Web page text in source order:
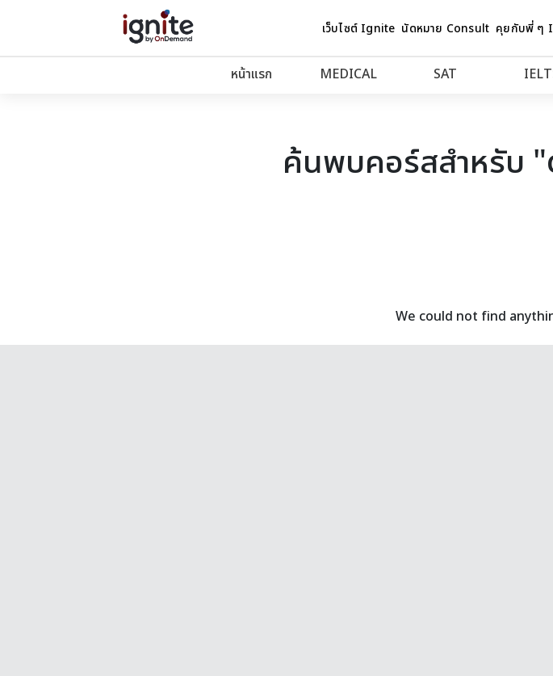
เว็บไซต์ Ignite นัดหมาย Consult คุยกับพี่ ๆ
หน้าแรก MEDICAL SAT
ค้นพบคอร์สสำหรับ
We could not find